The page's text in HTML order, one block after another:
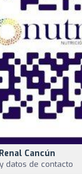
Cancún
datos de contacto